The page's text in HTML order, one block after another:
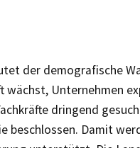
der demografische
wächst, Unternehmen
dringend
beschlossen. Damit